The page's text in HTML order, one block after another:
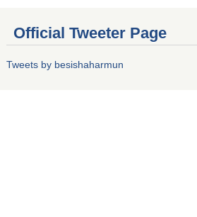
Official Tweeter Page
Tweets by besishaharmun